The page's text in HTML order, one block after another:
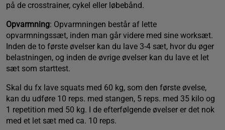
på de crosstrainer, cykel eller løbebånd.
Opvarmning: Opvarmningen består af lette
opvarmningssæt, inden man går videre med sine worksæt.
Inden de to første øvelser kan du lave 3-4 sæt, hvor du øger
belastningen, og inden de øvrige øvelser kan du lave et let
sæt som starttest.
Skal du fx lave squats med 60 kg, som den første øvelse,
kan du udføre 10 reps. med stangen, 5 reps. med 35 kilo og
1 repetition med 50 kg. I de efterfølgende øvelser er det nok
med et let sæt med ca. 10 reps.